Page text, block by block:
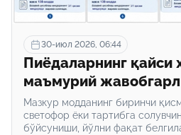
30-июл 2026, 06:44
Пиёдаларнинг қайси
маъмурий
бўлади?
Мазкур модданинг биринчи
светофор ёки тартибга
бўйсуниши, йўлни фақат